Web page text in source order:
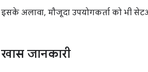
इसके अलावा, मौजूदा उपयोगकर्ता को भी
खास जानकारी